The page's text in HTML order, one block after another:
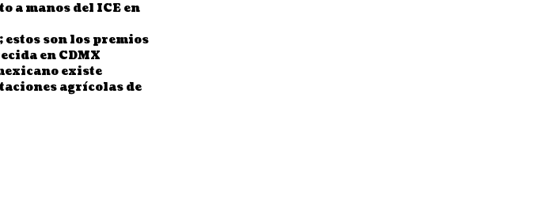
a manos del ICE en
son los premios
en CDMX
existe
agrícolas de